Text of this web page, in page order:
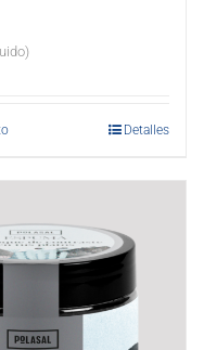
Detalles